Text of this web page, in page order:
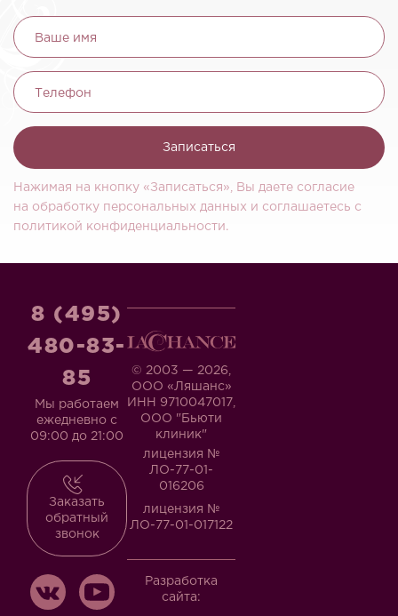
Ваше имя
Телефон
Записаться
Нажимая на кнопку «Записаться», Вы даете согласие
на обработку персональных данных и соглашаетесь c
политикой конфиденциальности.
© 2003 — 2026,
ООО «Ляшанс»
ИНН 9710047017,
ООО "Бьюти
клиник"
лицензия №
ЛО-77-01-
016206
лицензия №
ЛО-77-01-017122
Разработка
сайта:
8 (495)
480-83-
85
Мы работаем
ежедневно с
09:00 до 21:00
Заказать
обратный
звонок